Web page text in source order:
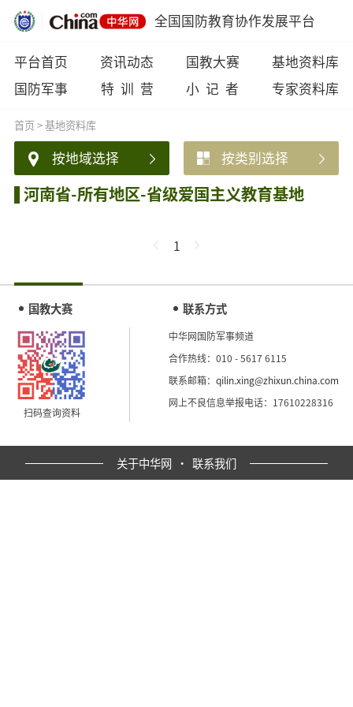
全国国防教育协作发展平台
平台首页 资讯动态 国教大赛
基地资料库
国防军事
特 训 营 小 记 者 专家资料库
首页>基地资料库
按地域选择 按类别选择
河南省-所有地区-省级爱国主义教育基地
1
国教大赛
扫码查询资料
联系方式
中华网国防军事频道
合作热线：010 - 5617 6115
联系邮箱：qilin.xing@zhixun.china.com
网上不良信息举报电话：17610228316
关于中华网 · 联系我们